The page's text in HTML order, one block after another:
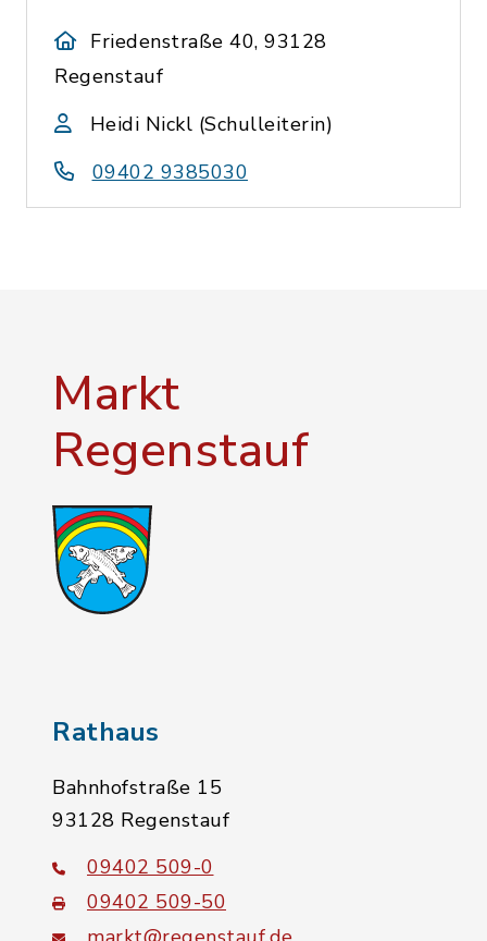
Friedenstraße 40, 93128
Regenstauf
Heidi Nickl (Schulleiterin)
09402 9385030
Markt
Regenstauf
Rathaus
Bahnhofstraße 15
93128 Regenstauf
09402 509-0
09402 509-50